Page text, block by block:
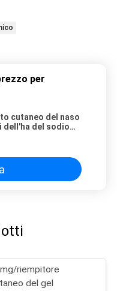
per
cutaneo del naso
dell'ha del sodio
riempitore
del gel